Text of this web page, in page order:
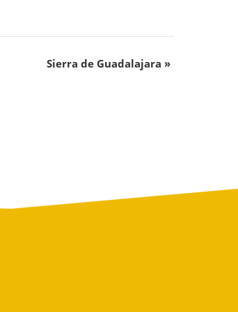
Sierra de Guadalajara »